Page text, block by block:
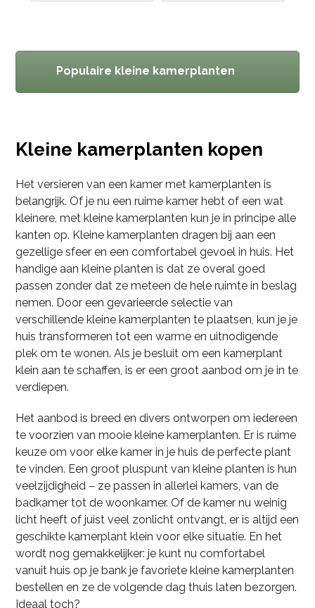
Populaire kleine kamerplanten
Kleine kamerplanten kopen
Het versieren van een kamer met kamerplanten is
belangrijk. Of je nu een ruime kamer hebt of een wat
kleinere, met kleine kamerplanten kun je in principe alle
kanten op. Kleine kamerplanten dragen bij aan een
gezellige sfeer en een comfortabel gevoel in huis. Het
handige aan kleine planten is dat ze overal goed
passen zonder dat ze meteen de hele ruimte in beslag
nemen. Door een gevarieerde selectie van
verschillende kleine kamerplanten te plaatsen, kun je je
huis transformeren tot een warme en uitnodigende
plek om te wonen. Als je besluit om een kamerplant
klein aan te schaffen, is er een groot aanbod om je in te
verdiepen.
Het aanbod is breed en divers ontworpen om iedereen
te voorzien van mooie kleine kamerplanten. Er is ruime
keuze om voor elke kamer in je huis de perfecte plant
te vinden. Een groot pluspunt van kleine planten is hun
veelzijdigheid – ze passen in allerlei kamers, van de
badkamer tot de woonkamer. Of de kamer nu weinig
licht heeft of juist veel zonlicht ontvangt, er is altijd een
geschikte kamerplant klein voor elke situatie. En het
wordt nog gemakkelijker: je kunt nu comfortabel
vanuit huis op je bank je favoriete kleine kamerplanten
bestellen en ze de volgende dag thuis laten bezorgen.
Ideaal toch?